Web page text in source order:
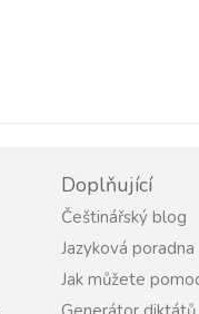
Doplňující
Češtinářský blog
Jazyková poradna
Jak můžete